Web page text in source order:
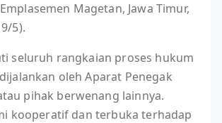
Magetan, Jawa Timur,
5).
seluruh rangkaian proses hukum
oleh Aparat Penegak
pihak berwenang lainnya.
kooperatif dan terbuka terhadap